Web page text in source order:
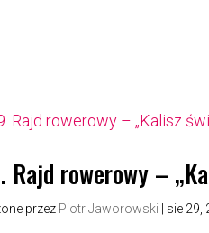
Rajd rowerowy –
przez Piotr Jaworowski | sie 29,